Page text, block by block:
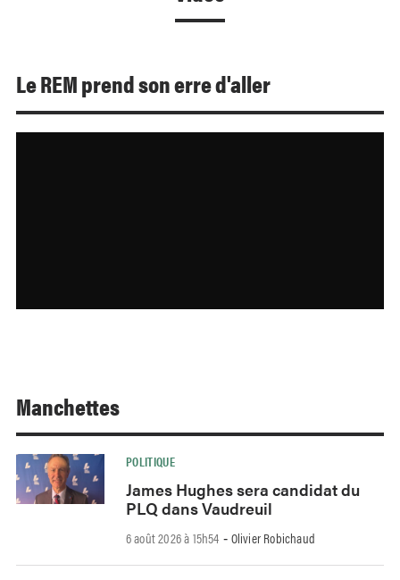
Le REM prend son erre d'aller
Manchettes
POLITIQUE
James Hughes sera candidat du
PLQ dans Vaudreuil
6 août 2026 à 15h54 - Olivier Robichaud